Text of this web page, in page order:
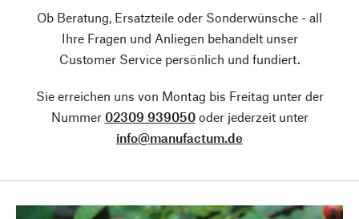
Ob Beratung, Ersatzteile oder Sonderwünsche - all
Ihre Fragen und Anliegen behandelt unser
Customer Service persönlich und fundiert.
Sie erreichen uns von Montag bis Freitag unter der
Nummer 02309 939050oder jederzeit unter
info@manufactum.de